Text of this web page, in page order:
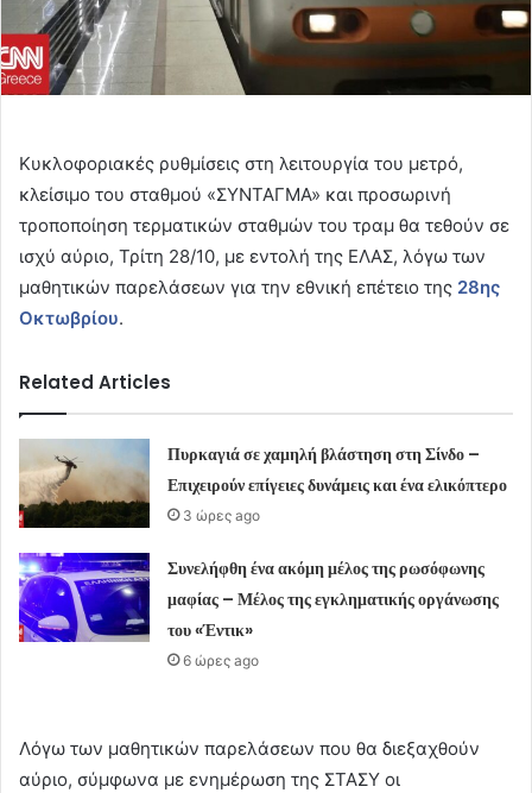
Κυκλοφοριακές ρυθμίσεις στη λειτουργία του μετρό,
κλείσιμο του σταθμού «ΣΥΝΤΑΓΜΑ» και προσωρινή
τροποποίηση τερματικών σταθμών του τραμ θα τεθούν σε
ισχύ αύριο, Τρίτη 28/10, με εντολή της ΕΛΑΣ, λόγω των
μαθητικών παρελάσεων για την εθνική επέτειο της 28ης
Οκτωβρίου.
Related Articles
Πυρκαγιά σε χαμηλή βλάστηση στη Σίνδο –
Επιχειρούν επίγειες δυνάμεις και ένα ελικόπτερο
3 ώρες ago
Συνελήφθη ένα ακόμη μέλος της ρωσόφωνης
μαφίας – Μέλος της εγκληματικής οργάνωσης
του «Έντικ»
6 ώρες ago
Λόγω των μαθητικών παρελάσεων που θα διεξαχθούν
αύριο, σύμφωνα με ενημέρωση της ΣΤΑΣΥ οι